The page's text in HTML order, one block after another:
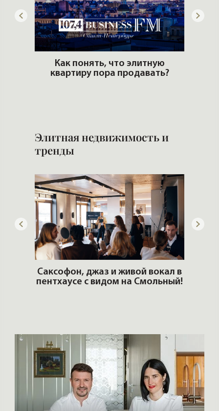
Как понять, что элитную
квартиру пора продавать?
Элитная недвижимость и
тренды
Саксофон, джаз и живой вокал в
пентхаусе с видом на Смольный!